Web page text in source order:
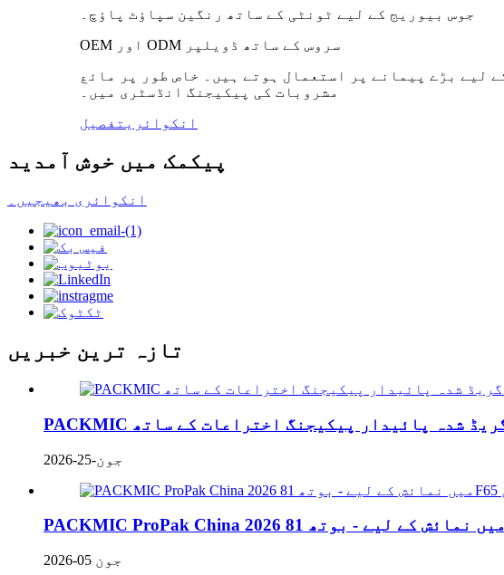
جوس بیوریج کے لیے ٹونٹی کے ساتھ رنگین سپاؤٹ پاؤچ۔
OEM اور ODM سروس کے ساتھ ڈویلپر
لیے بڑے پیمانے پر استعمال ہوتے ہیں۔ خاص طور پر مائع
مشروبات کی پیکیجنگ انڈسٹری میں۔
انکوائریتفصیل
پیکمک میں خوش آمدید
انکوائری بھیجیں۔
تازہ ترین خبریں
جون-25-2026
جون 05-2026